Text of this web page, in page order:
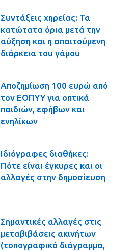
Συντάξεις χηρείας: Τα
κατώτατα όρια μετά την
αύξηση και η απαιτούμενη
διάρκεια του γάμου
Αποζημίωση 100 ευρώ από
τον ΕΟΠΥΥ για οπτικά
παιδιών, εφήβων και
ενηλίκων
Ιδιόγραφες διαθήκες:
Πότε είναι έγκυρες και οι
αλλαγές στην δημοσίευση
Σημαντικές αλλαγές στις
μεταβιβάσεις ακινήτων
(τοπογραφικό διάγραμμα,